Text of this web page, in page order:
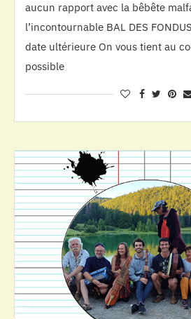
aucun rapport avec la bêbête
l’incontournable BAL DES
date ultérieure On vous tient au
possible